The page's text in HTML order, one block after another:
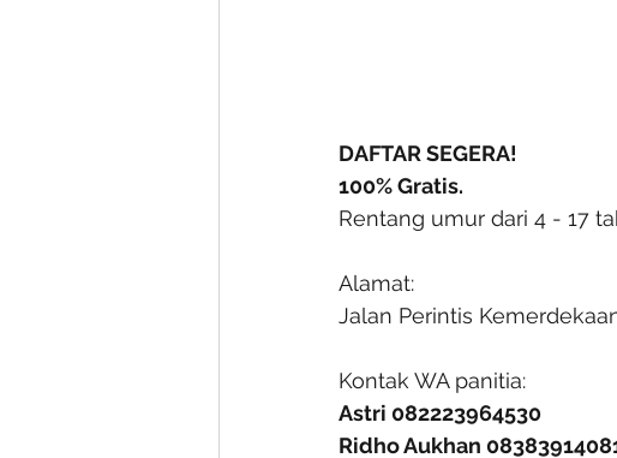
DAFTAR SEGERA!
100% Gratis.
Rentang umur dari 4 - 17
Alamat:
Jalan Perintis
Kontak WA panitia:
Astri 082223964530
Ridho Aukhan